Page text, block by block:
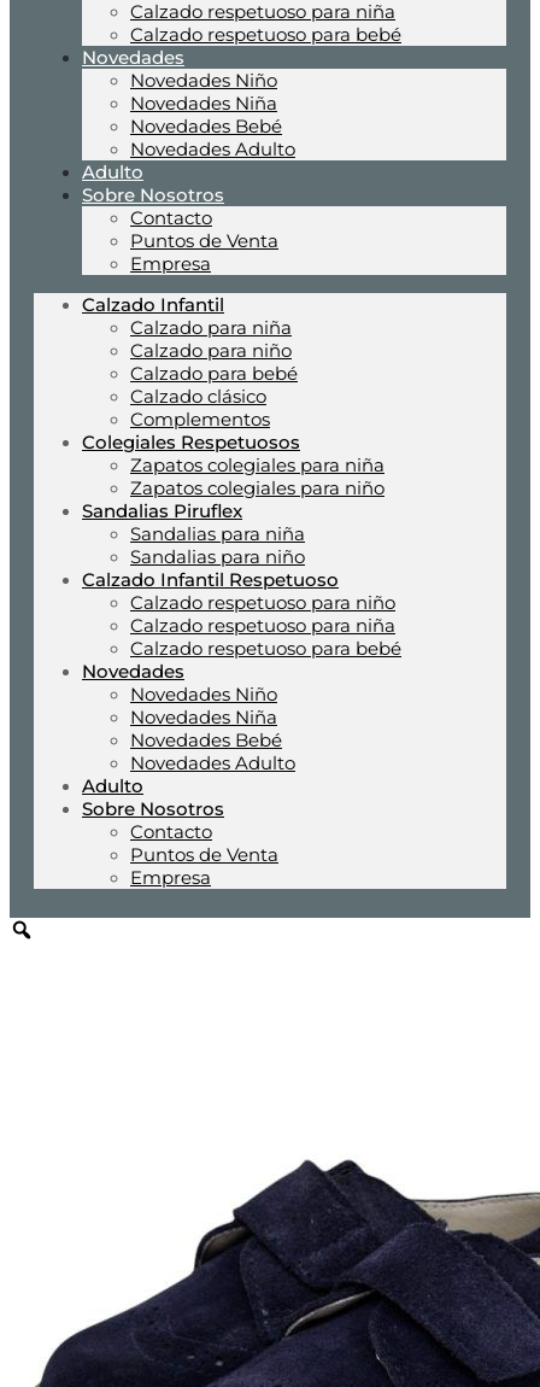
Calzado respetuoso para niña
Calzado respetuoso para bebé
Novedades
Novedades Niño
Novedades Niña
Novedades Bebé
Novedades Adulto
Adulto
Sobre Nosotros
Contacto
Puntos de Venta
Empresa
Calzado Infantil
Calzado para niña
Calzado para niño
Calzado para bebé
Calzado clásico
Complementos
Colegiales Respetuosos
Zapatos colegiales para niña
Zapatos colegiales para niño
Sandalias Piruflex
Sandalias para niña
Sandalias para niño
Calzado Infantil Respetuoso
Calzado respetuoso para niño
Calzado respetuoso para niña
Calzado respetuoso para bebé
Novedades
Novedades Niño
Novedades Niña
Novedades Bebé
Novedades Adulto
Adulto
Sobre Nosotros
Contacto
Puntos de Venta
Empresa